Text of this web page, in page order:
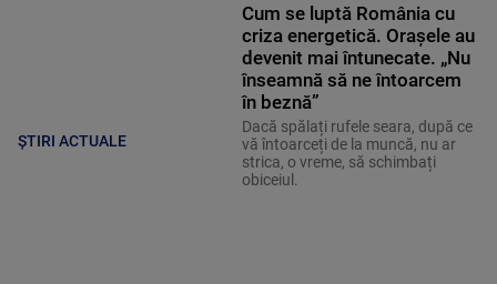
ȘTIRI ACTUALE
Cum se luptă România cu
criza energetică. Orașele au
devenit mai întunecate. „Nu
înseamnă să ne întoarcem
în beznă”
Dacă spălați rufele seara, după ce
vă întoarceți de la muncă, nu ar
strica, o vreme, să schimbați
obiceiul.